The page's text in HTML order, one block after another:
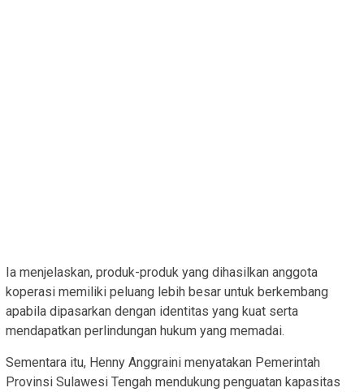
Ia menjelaskan, produk-produk yang dihasilkan anggota
koperasi memiliki peluang lebih besar untuk berkembang
apabila dipasarkan dengan identitas yang kuat serta
mendapatkan perlindungan hukum yang memadai.
Sementara itu, Henny Anggraini menyatakan Pemerintah
Provinsi Sulawesi Tengah mendukung penguatan kapasitas